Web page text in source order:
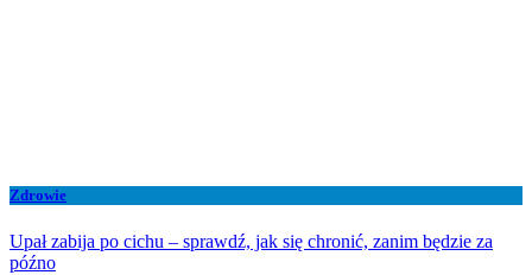
Zdrowie
Upał zabija po cichu – sprawdź, jak się chronić, zanim będzie za
późno